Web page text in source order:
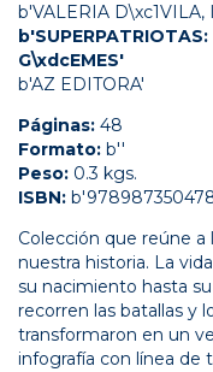
b'VALERIA D\xc1VILA,
G\xdcEMES'
b'AZ EDITORA'
Páginas: 48
Formato: b''
Peso: 0.3 kgs.
ISBN:
Colección que reúne
nuestra historia. La
su nacimiento hasta
recorren las batallas y
transformaron en un
infografía con línea de